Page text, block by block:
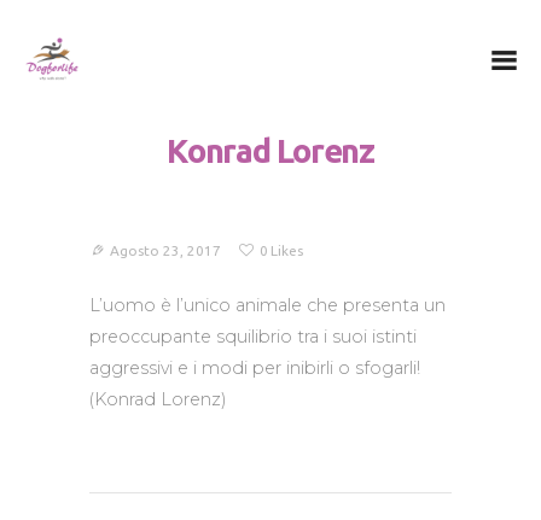
Konrad Lorenz
Chi sono
Il metodo
Contatti
Agosto 23, 2017 0 Likes
L’uomo è l’unico animale che presenta un
preoccupante squilibrio tra i suoi istinti
aggressivi e i modi per inibirli o sfogarli!
(Konrad Lorenz)